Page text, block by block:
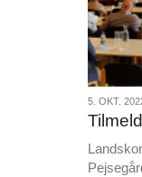
5.
okt.
2022
5. OKT.